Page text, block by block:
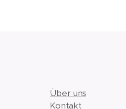
Über uns
Kontakt